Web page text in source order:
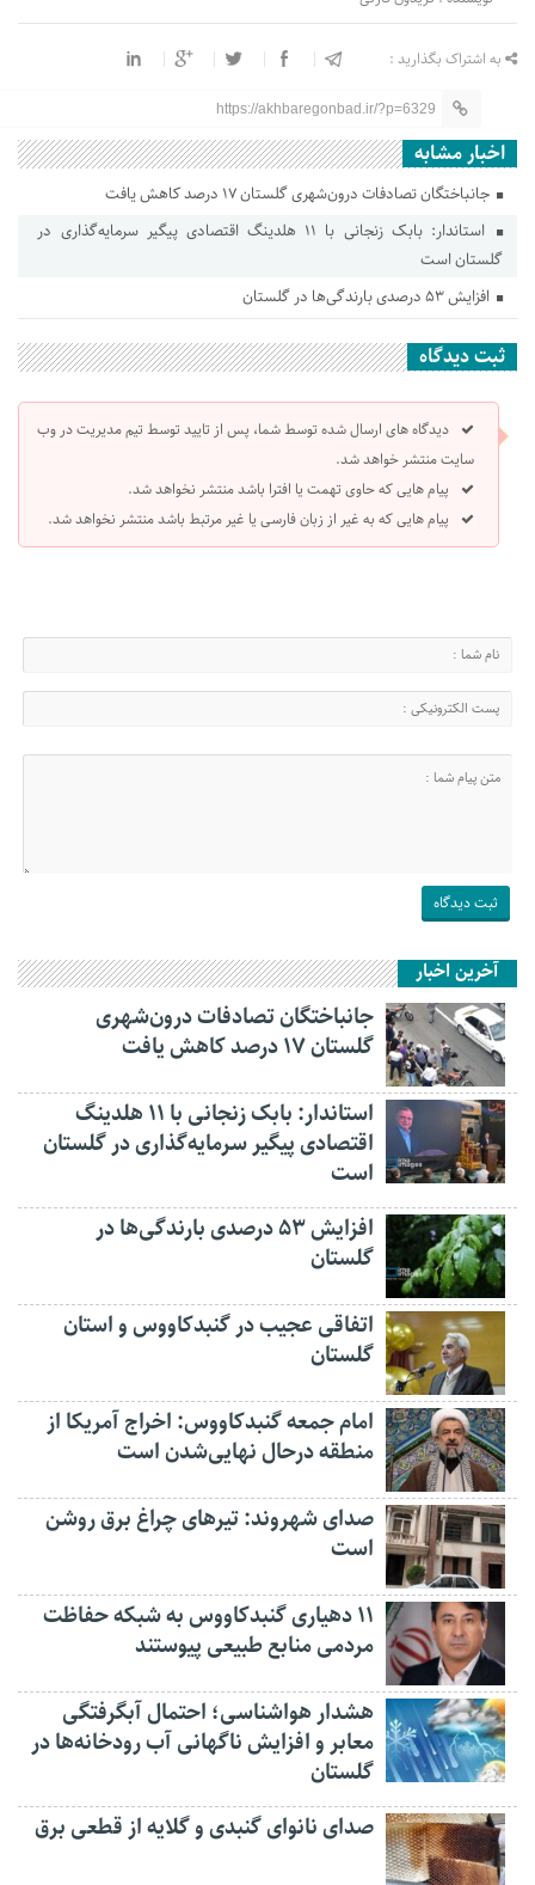
به اشتراک بگذارید :
https://akhbaregonbad.ir/?p=6329
اخبار مشابه
جانباختگان تصادفات درون‌شهری گلستان ۱۷ درصد کاهش یافت
استاندار: بابک زنجانی با ۱۱ هلدینگ اقتصادی پیگیر سرمایه‌گذاری در
گلستان است
افزایش ۵۳ درصدی بارندگی‌ها در گلستان
ثبت دیدگاه
دیدگاه های ارسال شده توسط شما، پس از تایید توسط تیم مدیریت در وب
سایت منتشر خواهد شد.
پیام هایی که حاوی تهمت یا افترا باشد منتشر نخواهد شد.
پیام هایی که به غیر از زبان فارسی یا غیر مرتبط باشد منتشر نخواهد شد.
آخرین اخبار
جانباختگان تصادفات درون‌شهری
گلستان ۱۷ درصد کاهش یافت
استاندار: بابک زنجانی با ۱۱ هلدینگ
اقتصادی پیگیر سرمایه‌گذاری در گلستان
است
افزایش ۵۳ درصدی بارندگی‌ها در
گلستان
اتفاقی عجیب در‌ گنبدکاووس و استان
گلستان
امام جمعه گنبدکاووس: اخراج آمریکا از
منطقه درحال نهایی‌شدن است
صدای شهروند: تیرهای چراغ برق روشن
است
۱۱ دهیاری گنبدکاووس به شبکه حفاظت
مردمی منابع طبیعی پیوستند
هشدار هواشناسی؛ احتمال آبگرفتگی
معابر و افزایش ناگهانی آب رودخانه‌ها در
گلستان
صدای نانوای گنبدی و گلایه از قطعی برق